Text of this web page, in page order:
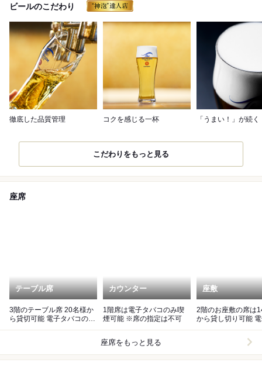
ビールのこだわり
徹底した品質管理 コクを感じる一杯 「うまい！」が続く
こだわりをもっと見る
座席
テーブル席
3階のテーブル席 20名様か
ら貸切可能 電子タバコのみ
カウンター
1階席は電子タバコのみ喫
煙可能 ※席の指定は不可
座敷
2階のお座敷の席は
から貸し切り可能 電子タバ
座席をもっと見る